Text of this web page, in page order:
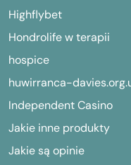
Highflybet
Hondrolife w terapii
hospice
huwirranca-
Independent Casino
Jakie inne produkty
Jakie są opinie